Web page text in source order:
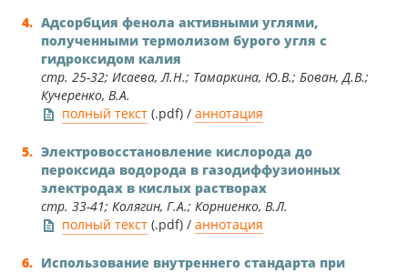
Адсорбция фенола активными углями,
полученными термолизом бурого угля с
гидроксидом калия
стр. 25-32; Исаева, Л.Н.; Тамаркина, Ю.В.; Бован, Д.В.;
Кучеренко, В.А.
полный текст (.pdf) / аннотация
Электровосстановление кислорода до
пероксида водорода в газодиффузионных
электродах в кислых растворах
стр. 33-41; Колягин, Г.А.; Корниенко, В.Л.
полный текст (.pdf) / аннотация
Использование внутреннего стандарта при